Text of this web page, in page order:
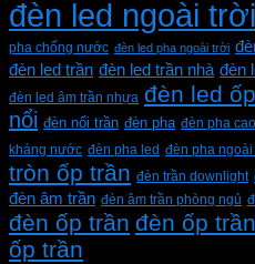
đèn led ngoài trời
pha chống nước đèn led pha ngoài trời
đèn led trần đèn led trần nhà đèn
đèn led âm trần nhựa đèn led
nổi đèn nổi trần đèn pha đèn pha
kháng nước đèn pha led đèn pha ngoài
tròn ốp trần đèn trần downlight
đèn âm trần đèn âm trần phòng ngủ
đèn ốp trần đèn ốp
ốp trần